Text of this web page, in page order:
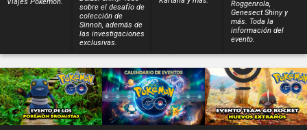
sobre el desafío de
colección de
Sinnoh, además de
las investigaciones
exclusivas.
Roggenrola,
Genesect Shiny y
más. Toda la
información del
evento.